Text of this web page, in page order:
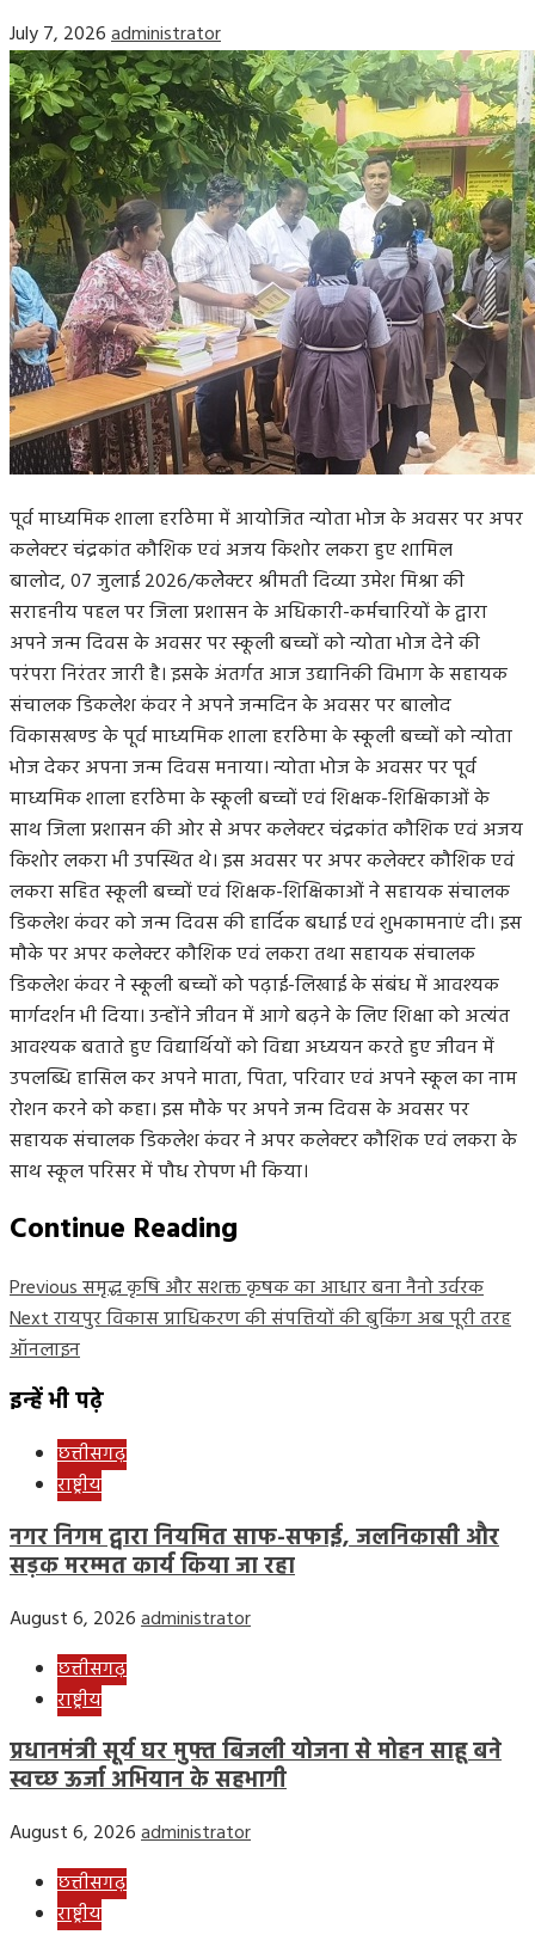
July 7, 2026administrator
पूर्व माध्यमिक शाला हर्राठेमा में आयोजित न्योता भोज के अवसर पर अपर
कलेक्टर चंद्रकांत कौशिक एवं अजय किशोर लकरा हुए शामिल
बालोद, 07 जुलाई 2026/कलेेक्टर श्रीमती दिव्या उमेश मिश्रा की
सराहनीय पहल पर जिला प्रशासन के अधिकारी-कर्मचारियों के द्वारा
अपने जन्म दिवस के अवसर पर स्कूली बच्चों को न्योता भोज देने की
परंपरा निरंतर जारी है। इसके अंतर्गत आज उद्यानिकी विभाग के सहायक
संचालक डिकलेश कंवर ने अपने जन्मदिन के अवसर पर बालोद
विकासखण्ड के पूर्व माध्यमिक शाला हर्राठेमा के स्कूली बच्चों को न्योता
भोज देकर अपना जन्म दिवस मनाया। न्योता भोज के अवसर पर पूर्व
माध्यमिक शाला हर्राठेमा के स्कूली बच्चों एवं शिक्षक-शिक्षिकाओं के
साथ जिला प्रशासन की ओर से अपर कलेक्टर चंद्रकांत कौशिक एवं अजय
किशोर लकरा भी उपस्थित थे। इस अवसर पर अपर कलेक्टर कौशिक एवं
लकरा सहित स्कूली बच्चों एवं शिक्षक-शिक्षिकाओं ने सहायक संचालक
डिकलेश कंवर को जन्म दिवस की हार्दिक बधाई एवं शुभकामनाएं दी। इस
मौके पर अपर कलेक्टर कौशिक एवं लकरा तथा सहायक संचालक
डिकलेश कंवर ने स्कूली बच्चों को पढ़ाई-लिखाई के संबंध में आवश्यक
मार्गदर्शन भी दिया। उन्होंने जीवन में आगे बढ़ने के लिए शिक्षा को अत्यंत
आवश्यक बताते हुए विद्यार्थियों को विद्या अध्ययन करते हुए जीवन में
उपलब्धि हासिल कर अपने माता, पिता, परिवार एवं अपने स्कूल का नाम
रोशन करने को कहा। इस मौके पर अपने जन्म दिवस के अवसर पर
सहायक संचालक डिकलेश कंवर ने अपर कलेक्टर कौशिक एवं लकरा के
साथ स्कूल परिसर में पौध रोपण भी किया।
Continue Reading
Previousसमृद्ध कृषि और सशक्त कृषक का आधार बना नैनो उर्वरक
Nextरायपुर विकास प्राधिकरण की संपत्तियों की बुकिंग अब पूरी तरह
ऑनलाइन
इन्हें भी पढ़े
छत्तीसगढ़
राष्ट्रीय
नगर निगम द्वारा नियमित साफ-सफाई, जलनिकासी और
सड़क मरम्मत कार्य किया जा रहा
August 6, 2026administrator
छत्तीसगढ़
राष्ट्रीय
प्रधानमंत्री सूर्य घर मुफ्त बिजली योजना से मोहन साहू बने
स्वच्छ ऊर्जा अभियान के सहभागी
August 6, 2026administrator
छत्तीसगढ़
राष्ट्रीय